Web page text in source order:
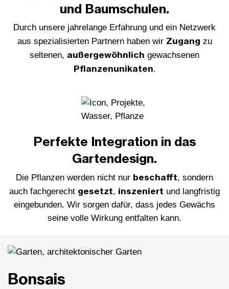
und Baumschulen.
Durch unsere jahrelange Erfahrung und ein Netzwerk
aus spezialisierten Partnern haben wir Zugang zu
seltenen, außergewöhnlich gewachsenen
Pflanzenunikaten.
Perfekte Integration in das
Gartendesign.
Die Pflanzen werden nicht nur beschafft, sondern
auch fachgerecht gesetzt, inszeniert und langfristig
eingebunden. Wir sorgen dafür, dass jedes Gewächs
seine volle Wirkung entfalten kann.
Bonsais